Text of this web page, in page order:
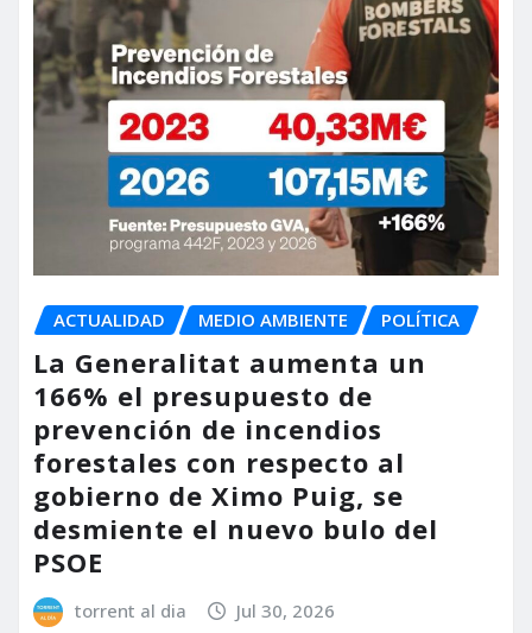
ACTUALIDAD MEDIO AMBIENTE POLÍTICA
La Generalitat aumenta un
166% el presupuesto de
prevención de incendios
forestales con respecto al
gobierno de Ximo Puig, se
desmiente el nuevo bulo del
PSOE
torrent al dia Jul 30, 2026